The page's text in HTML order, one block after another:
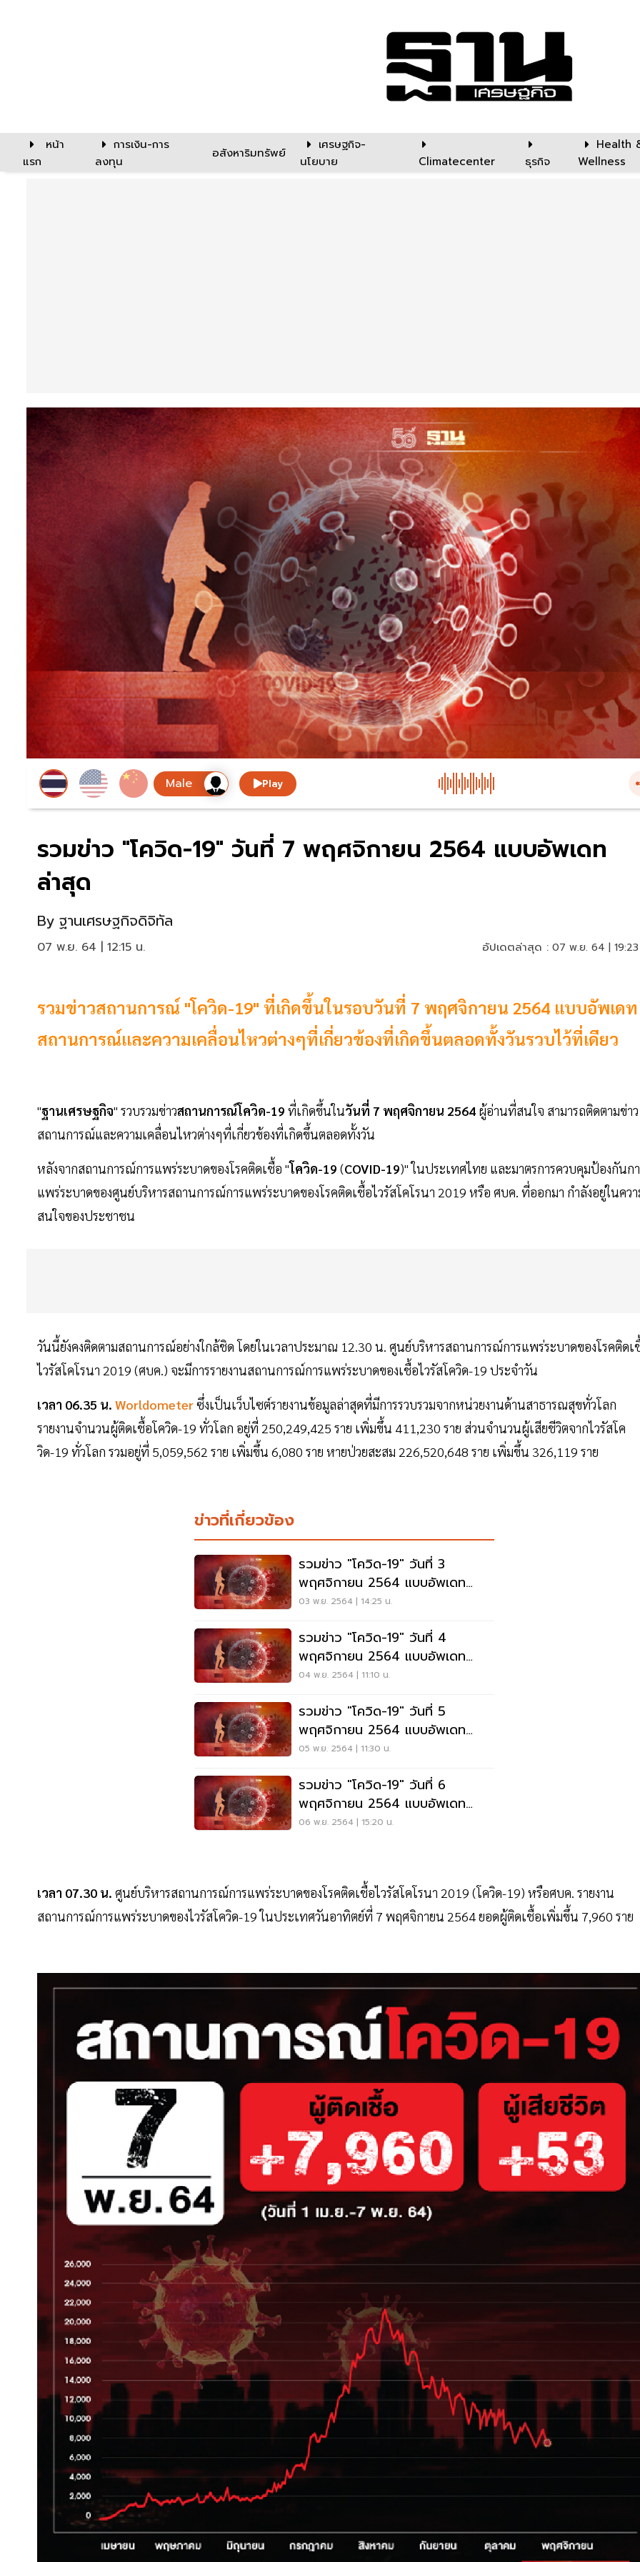
หน้า
แรก
การเงิน-การ
ลงทุน
อสังหาริมทรัพย์
เศรษฐกิจ-
นโยบาย
Climatecenter ธุรกิจ
Health
Wellness
Play
รวมข่าว "โควิด-19" วันที่ 7 พฤศจิกายน 2564 แบบอัพเดท
ล่าสุด
By ฐานเศรษฐกิจดิจิทัล
07 พ.ย. 64 | 12:15 น. อัปเดตล่าสุด : 07 พ.ย. 64 |
รวมข่าวสถานการณ์ "โควิด-19" ที่เกิดขึ้นในรอบวันที่ 7 พฤศจิกายน 2564 แบบอัพเดท
สถานการณ์และความเคลื่อนไหวต่างๆที่เกี่ยวข้องที่เกิดขึ้นตลอดทั้งวันรวบไว้ที่เดียว
"ฐานเศรษฐกิจ" รวบรวมข่าวสถานการณ์โควิด-19 ที่เกิดขึ้นในวันที่ 7 พฤศจิกายน 2564 ผู้อ่านที่สนใจ สามารถติดตามข่าว
สถานการณ์และความเคลื่อนไหวต่างๆที่เกี่ยวข้องที่เกิดขึ้นตลอดทั้งวัน
หลังจากสถานการณ์การแพร่ระบาดของโรคติดเชื้อ "โควิด-19 (COVID-19)" ในประเทศไทย และมาตรการควบคุมป้องกันก
แพร่ระบาดของศูนย์บริหารสถานการณ์การแพร่ระบาดของโรคติดเชื้อไวรัสโคโรนา 2019 หรือ ศบค. ที่ออกมา กำลังอยู่ในคว
สนใจของประชาชน
วันนี้ยังคงติดตามสถานการณ์อย่างใกล้ชิด โดยในเวลาประมาณ 12.30 น. ศูนย์บริหารสถานการณ์การแพร่ระบาดของโรคติดเ
ไวรัสโคโรนา 2019 (ศบค.) จะมีการรายงานสถานการณ์การแพร่ระบาดของเชื้อไวรัสโควิด-19 ประจำวัน
เวลา 06.35 น. Worldometerซึ่งเป็นเว็บไซต์รายงานข้อมูลล่าสุดที่มีการรวบรวมจากหน่วยงานด้านสาธารณสุขทั่วโลก
รายงานจำนวนผู้ติดเชื้อโควิด-19 ทั่วโลก อยู่ที่ 250,249,425 ราย เพิ่มขึ้น 411,230 ราย ส่วนจำนวนผู้เสียชีวิตจากไวรัสโค
วิด-19 ทั่วโลก รวมอยู่ที่ 5,059,562 ราย เพิ่มขึ้น 6,080 ราย หายป่วยสะสม 226,520,648 ราย เพิ่มขึ้น 326,119 ราย
ข่าวที่เกี่ยวข้อง
รวมข่าว "โควิด-19" วันที่ 3
พฤศจิกายน 2564 แบบอัพเดท
ล่าสุด
03 พ.ย. 2564 | 14:25 น.
รวมข่าว "โควิด-19" วันที่ 4
พฤศจิกายน 2564 แบบอัพเดท
ล่าสุด
04 พ.ย. 2564 | 11:10 น.
รวมข่าว "โควิด-19" วันที่ 5
พฤศจิกายน 2564 แบบอัพเดท
ล่าสุด
05 พ.ย. 2564 | 11:30 น.
รวมข่าว "โควิด-19" วันที่ 6
พฤศจิกายน 2564 แบบอัพเดท
ล่าสุด
06 พ.ย. 2564 | 15:20 น.
เวลา 07.30 น. ศูนย์บริหารสถานการณ์การแพร่ระบาดของโรคติดเชื้อไวรัสโคโรนา 2019 (โควิด-19) หรือศบค. รายงาน
สถานการณ์การแพร่ระบาดของไวรัสโควิด-19 ในประเทศวันอาทิตย์ที่ 7 พฤศจิกายน 2564 ยอดผู้ติดเชื้อเพิ่มขึ้น 7,960 ราย